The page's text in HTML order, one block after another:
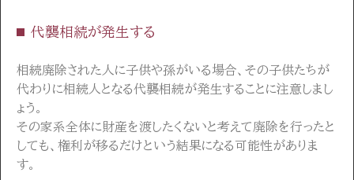
代襲相続が発生する
相続廃除された人に子供や孫がいる場合、その子供たちが
代わりに相続人となる代襲相続が発生することに注意しまし
ょう。
その家系全体に財産を渡したくないと考えて廃除を行ったと
しても、権利が移るだけという結果になる可能性がありま
す。